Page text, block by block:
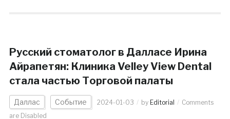
Русский стоматолог в Далласе Ирина
Айрапетян: Клиника Velley View Dental
стала частью Торговой палаты
Даллас Событие 2024-01-03 by Editorial
Comments
are Disabled